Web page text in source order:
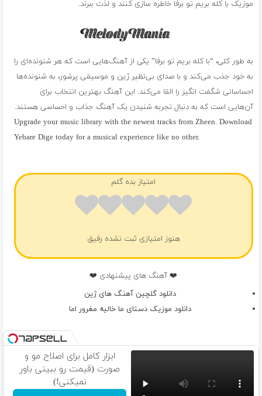
موزیک با کله بریم تو برفا خاطره سازی کنند و لذت ببرند.
به طور کلی، “با کله بریم تو برفا” یکی از آهنگ‌هایی است که هر شنونده‌ای را
به خود جذب می‌کند و با صدای بی‌نظیر ژین و موسیقی پرشور، به شنونده‌ها
احساساتی شگفت انگیز را القا می‌کند. این آهنگ بهترین انتخاب برای
آن‌هایی است که به دنبال تجربه شنیدن یک آهنگ جذاب و احساسی هستند.
Upgrade your music library with the newest tracks from Zheen. Download
Yebare Dige today for a musical experience like no other.
امتیاز بده گلم
هنوز امتیازی ثبت نشده رفیق
❤️ آهنگ های پیشنهادی ❤️
دانلود گلچین آهنگ های ژین
دانلود موزیک دستای ما خالیه مغرور اما
ابزار کامل برای اصلاح مو و
صورت (قیمت رو ببینی باور
نمیکنی!)